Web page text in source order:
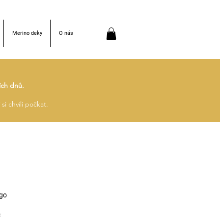
Merino deky O nás
dnů.
chvíli počkat.
Zvýhodněná